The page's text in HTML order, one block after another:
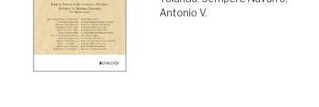
Antonio V.